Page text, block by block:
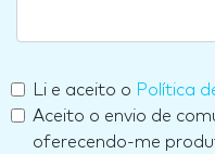
Li e aceito o Política
Aceito o envio de
oferecendo-me